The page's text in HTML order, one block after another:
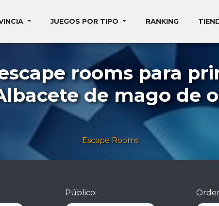
JUEGOS POR TIPO RANKING
rooms para
de mago de
Escape Rooms
Público: